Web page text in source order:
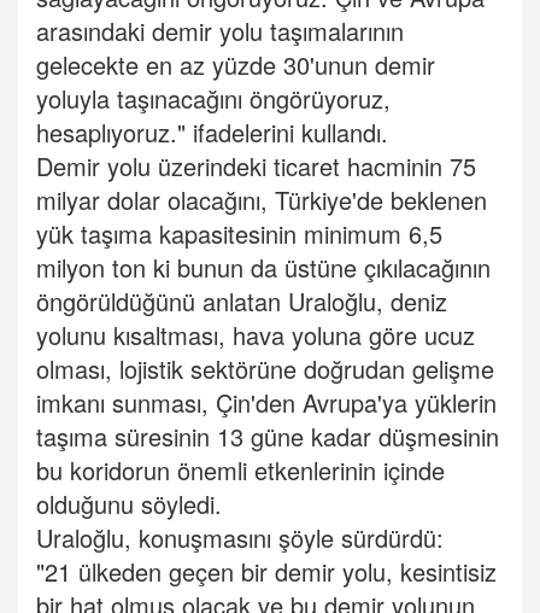
arasındaki demir yolu taşımalarının
gelecekte en az yüzde 30'unun demir
yoluyla taşınacağını öngörüyoruz,
hesaplıyoruz." ifadelerini kullandı.
Demir yolu üzerindeki ticaret hacminin 75
milyar dolar olacağını, Türkiye'de beklenen
yük taşıma kapasitesinin minimum 6,5
milyon ton ki bunun da üstüne çıkılacağının
öngörüldüğünü anlatan Uraloğlu, deniz
yolunu kısaltması, hava yoluna göre ucuz
olması, lojistik sektörüne doğrudan gelişme
imkanı sunması, Çin'den Avrupa'ya yüklerin
taşıma süresinin 13 güne kadar düşmesinin
bu koridorun önemli etkenlerinin içinde
olduğunu söyledi.
Uraloğlu, konuşmasını şöyle sürdürdü:
"21 ülkeden geçen bir demir yolu, kesintisiz
bir hat olmuş olacak ve bu demir yolunun